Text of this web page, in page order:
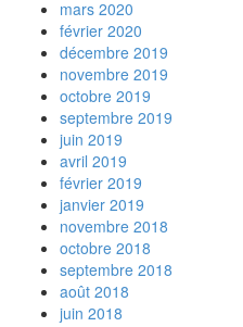
mars 2020
février 2020
décembre 2019
novembre 2019
octobre 2019
septembre 2019
juin 2019
avril 2019
février 2019
janvier 2019
novembre 2018
octobre 2018
septembre 2018
août 2018
juin 2018